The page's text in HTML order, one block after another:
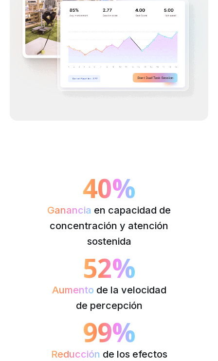
40%
Ganancia en capacidad de
concentración y atención
sostenida
52%
Aumento de la velocidad
de percepción
99%
Reducción de los efectos